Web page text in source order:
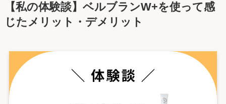
【私の体験談】ベルブランW+を使って感
じたメリット・デメリット